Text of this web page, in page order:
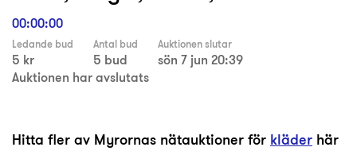
00:00:00
Ledande bud
5 kr
Antal bud
5 bud
Auktionen slutar
sön 7 jun 20:39
Auktionen har avslutats
Hitta fler av Myrornas nätauktioner för kläder här